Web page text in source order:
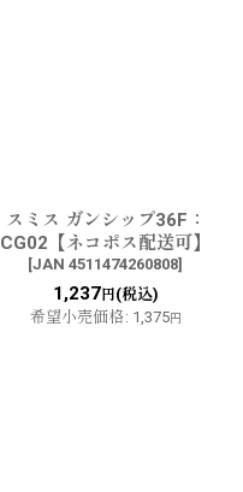
スミス ガンシップ36F：
CG02【ネコポス配送可】
[JAN 4511474260808]
1,237円(税込)
希望小売価格: 1,375円